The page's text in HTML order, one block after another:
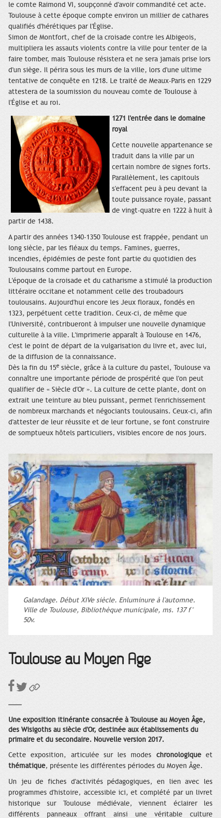
le comte Raimond VI, soupçonné d'avoir commandité cet acte.
Toulouse à cette époque compte environ un millier de cathares
qualifiés d'hérétiques par l'Église.
Simon de Montfort, chef de la croisade contre les Albigeois,
multipliera les assauts violents contre la ville pour tenter de la
faire tomber, mais Toulouse résistera et ne sera jamais prise lors
d'un siège. Il périra sous les murs de la ville, lors d'une ultime
tentative de conquête en 1218. Le traité de Meaux-Paris en 1229
attestera de la soumission du nouveau comte de Toulouse à
l'Église et au roi.
1271 l'entrée dans le domaine
royal
Cette nouvelle appartenance se
traduit dans la ville par un
certain nombre de signes forts.
Parallèlement, les capitouls
s'effacent peu à peu devant la
toute puissance royale, passant
de vingt-quatre en 1222 à huit à
partir de 1438.
A partir des années 1340-1350 Toulouse est frappée, pendant un
long siècle, par les fléaux du temps. Famines, guerres,
incendies, épidémies de peste font partie du quotidien des
Toulousains comme partout en Europe.
L'époque de la croisade et du catharisme a stimulé la production
littéraire occitane et notamment celle des troubadours
toulousains. Aujourd'hui encore les Jeux floraux, fondés en
1323, perpétuent cette tradition. Ceux-ci, de même que
l'Université, contribueront à impulser une nouvelle dynamique
culturelle à la ville. L'imprimerie apparaît à Toulouse en 1476,
c'est le point de départ de la vulgarisation du livre et, avec lui,
de la diffusion de la connaissance.
Dès la fin du 15e siècle, grâce à la culture du pastel, Toulouse va
connaître une importante période de prospérité que l'on peut
qualifier de « Siècle d'Or ». La culture de cette plante, dont on
extrait une teinture au bleu puissant, permet l'enrichissement
de nombreux marchands et négociants toulousains. Ceux-ci, afin
d'attester de leur réussite et de leur fortune, se font construire
de somptueux hôtels particuliers, visibles encore de nos jours.
Galandage. Début XIVe siècle. Enluminure à l'automne.
Ville de Toulouse, Bibliothèque municipale, ms. 137 f°
50v.
Toulouse au Moyen Âge
Une exposition itinérante consacrée à Toulouse au Moyen Âge,
des Wisigoths au siècle d'Or, destinée aux établissements du
primaire et du secondaire. Nouvelle version 2017.
Cette exposition, articulée sur les modes chronologiqueet
thématique, présente les différentes périodes du Moyen Âge.
Un jeu de fiches d'activités pédagogiques, en lien avec les
programmes d'histoire, accessible ici, et complété par un livret
historique sur Toulouse médiévale, viennent éclairer les
différents panneaux offrant ainsi une véritable culture